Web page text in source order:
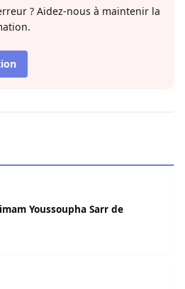
? Aidez-nous à maintenir la
Youssoupha Sarr de